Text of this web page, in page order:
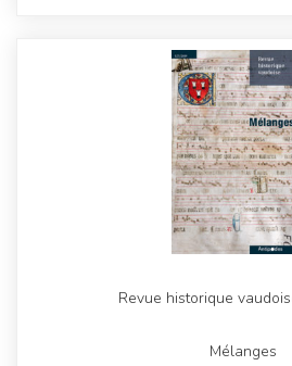
Revue historique
Mélanges